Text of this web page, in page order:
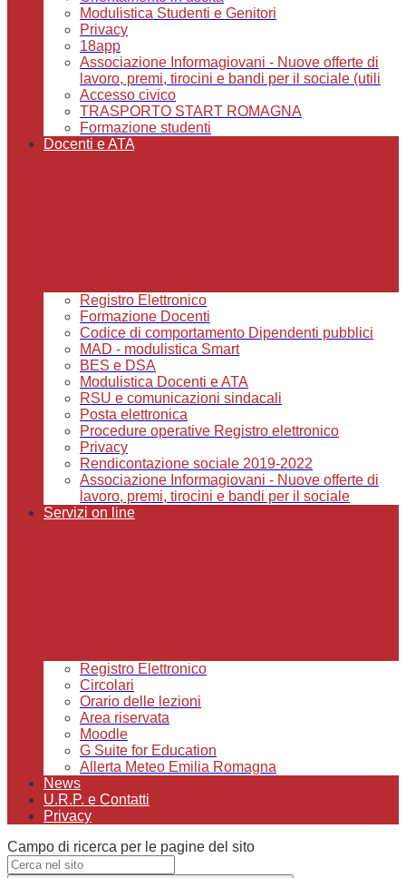
Modulistica Studenti e Genitori
Privacy
18app
Associazione Informagiovani - Nuove offerte di
lavoro, premi, tirocini e bandi per il sociale (utili
Accesso civico
TRASPORTO START ROMAGNA
Formazione studenti
Docenti e ATA
Registro Elettronico
Formazione Docenti
Codice di comportamento Dipendenti pubblici
MAD - modulistica Smart
BES e DSA
Modulistica Docenti e ATA
RSU e comunicazioni sindacali
Posta elettronica
Procedure operative Registro elettronico
Privacy
Rendicontazione sociale 2019-2022
Associazione Informagiovani - Nuove offerte di
lavoro, premi, tirocini e bandi per il sociale
Servizi on line
Registro Elettronico
Circolari
Orario delle lezioni
Area riservata
Moodle
G Suite for Education
Allerta Meteo Emilia Romagna
News
U.R.P. e Contatti
Privacy
Campo di ricerca per le pagine del sito